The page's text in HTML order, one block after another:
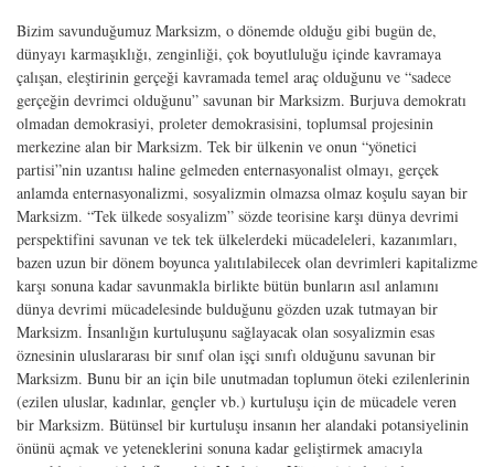
Bizim savunduğumuz Marksizm, o dönemde olduğu gibi bugün de,
dünyayı karmaşıklığı, zenginliği, çok boyutluluğu içinde kavramaya
çalışan, eleştirinin gerçeği kavramada temel araç olduğunu ve “sadece
gerçeğin devrimci olduğunu” savunan bir Marksizm. Burjuva demokratı
olmadan demokrasiyi, proleter demokrasisini, toplumsal projesinin
merkezine alan bir Marksizm. Tek bir ülkenin ve onun “yönetici
partisi”nin uzantısı haline gelmeden enternasyonalist olmayı, gerçek
anlamda enternasyonalizmi, sosyalizmin olmazsa olmaz koşulu sayan bir
Marksizm. “Tek ülkede sosyalizm” sözde teorisine karşı dünya devrimi
perspektifini savunan ve tek tek ülkelerdeki mücadeleleri, kazanımları,
bazen uzun bir dönem boyunca yalıtılabilecek olan devrimleri kapitalizme
karşı sonuna kadar savunmakla birlikte bütün bunların asıl anlamını
dünya devrimi mücadelesinde bulduğunu gözden uzak tutmayan bir
Marksizm. İnsanlığın kurtuluşunu sağlayacak olan sosyalizmin esas
öznesinin uluslararası bir sınıf olan işçi sınıfı olduğunu savunan bir
Marksizm. Bunu bir an için bile unutmadan toplumun öteki ezilenlerinin
(ezilen uluslar, kadınlar, gençler vb.) kurtuluşu için de mücadele veren
bir Marksizm. Bütünsel bir kurtuluşu insanın her alandaki potansiyelinin
önünü açmak ve yeteneklerini sonuna kadar geliştirmek amacıyla